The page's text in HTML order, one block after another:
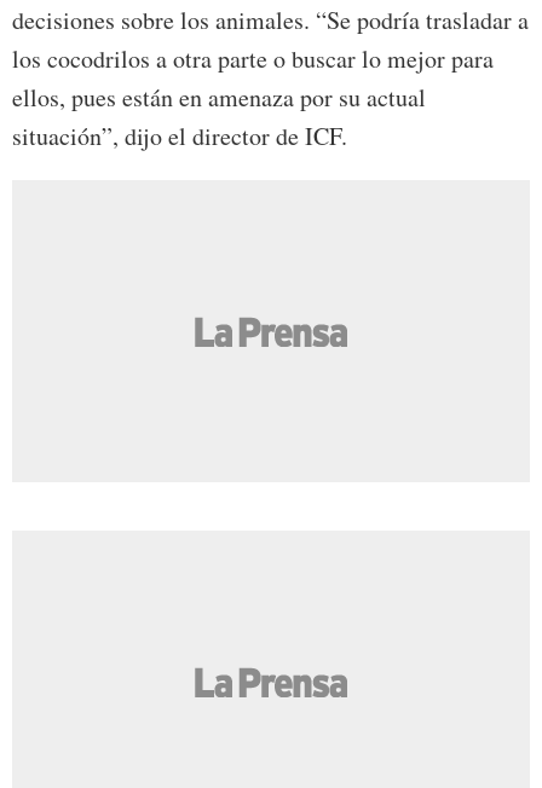
decisiones sobre los animales. “Se podría trasladar a
los cocodrilos a otra parte o buscar lo mejor para
ellos, pues están en amenaza por su actual
situación”, dijo el director de ICF.